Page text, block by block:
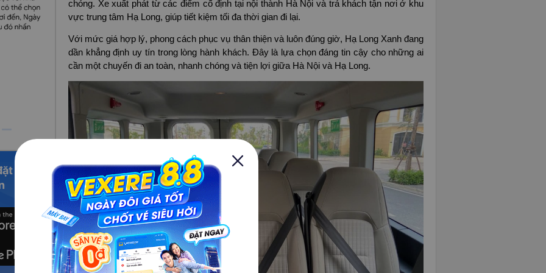
vé
chóng. Xe xuất phát từ các điểm cố định tại nội thành Hà Nội và trả khách tận nơi ở khu
vực trung tâm Hạ Long, giúp tiết kiệm tối đa thời gian đi lại.
Với mức giá hợp lý, phong cách phục vụ thân thiện và luôn đúng giờ, Hạ Long Xanh đang
dần khẳng định uy tín trong lòng hành khách. Đây là lựa chọn đáng tin cậy cho những ai
cần một chuyến đi an toàn, nhanh chóng và tiện lợi giữa Hà Nội và Hạ Long.